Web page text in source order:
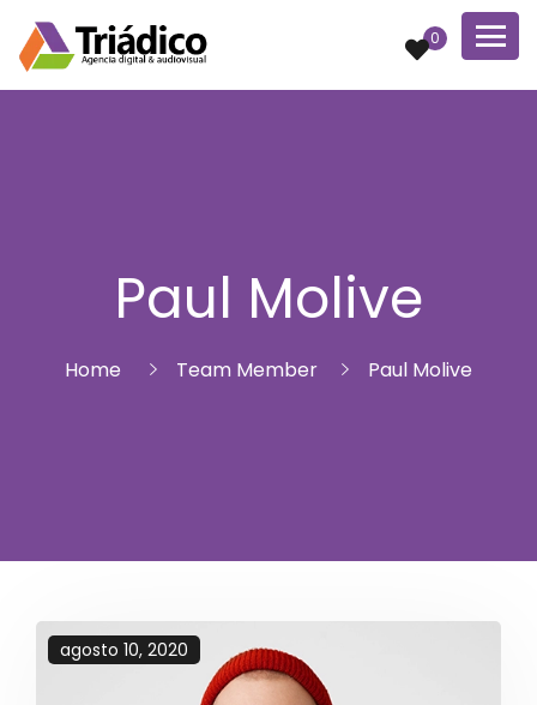
0
Paul Molive
Home Team Member Paul Molive
agosto 10, 2020